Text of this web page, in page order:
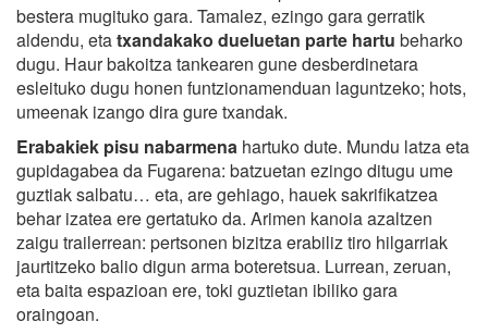
bestera mugituko gara. Tamalez, ezingo gara gerratik
aldendu, etatxandakako dueluetan parte hartu beharko
dugu. Haur bakoitza tankearen gune desberdinetara
esleituko dugu honen funtzionamenduan laguntzeko; hots,
umeenak izango dira gure txandak.
Erabakiek pisu nabarmena hartuko dute. Mundu latza eta
gupidagabea da Fugarena: batzuetan ezingo ditugu ume
guztiak salbatu… eta, are gehiago, hauek sakrifikatzea
behar izatea ere gertatuko da. Arimen kanoia azaltzen
zaigu trailerrean: pertsonen bizitza erabiliz tiro hilgarriak
jaurtitzeko balio digun arma boteretsua. Lurrean, zeruan,
eta baita espazioan ere, toki guztietan ibiliko gara
oraingoan.